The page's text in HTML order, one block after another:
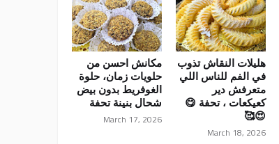
هليلات النقاش تذوب
في الفم للناس اللي
متعرفش دير
كعيكعات ، تحفة 😋
😍🥰
March 18, 2026
مكانش احسن من
حلويات زمان، حلوة
الغوفريط بدون بيض
شحال بنينة تحفة
March 17, 2026